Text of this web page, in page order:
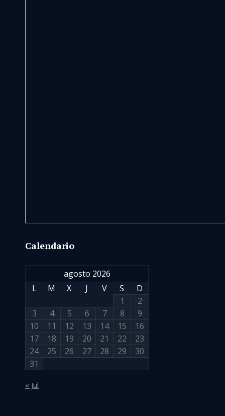
Calendario
agosto 2026
L
M X J V S
D
1
2
3
4 5 6 7 8
9
10
11 12 13 14 15
16
17
18 19 20 21 22
23
24
25 26 27 28 29
30
31
« Jul